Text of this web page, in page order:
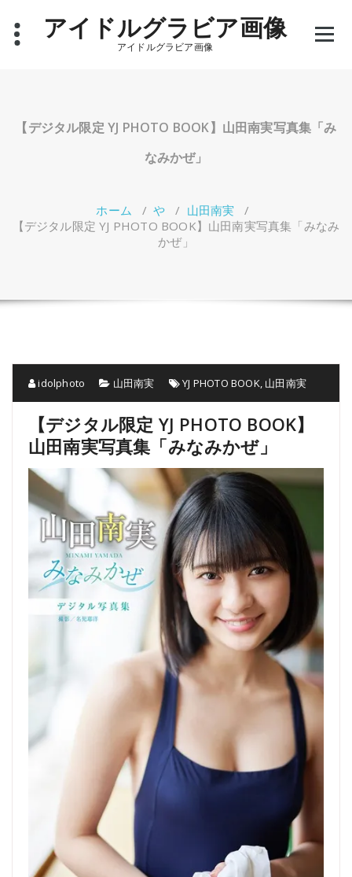
アイドルグラビア画像
アイドルグラビア画像
【デジタル限定 YJ PHOTO BOOK】山田南実写真集「み
なみかぜ」
ホーム /や / 山田南実 /
【デジタル限定 YJ PHOTO BOOK】山田南実写真集「みなみ
かぜ」
idolphoto 山田南実 YJ PHOTO BOOK, 山田南実
【デジタル限定 YJ PHOTO BOOK】
山田南実写真集「みなみかぜ」